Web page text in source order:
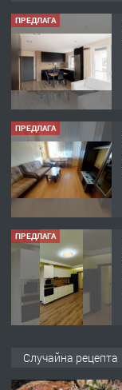
ПРЕДЛАГА
ПРЕДЛАГА
ПРЕДЛАГА
Случайна рецепта